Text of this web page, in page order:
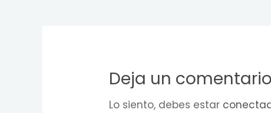
Deja un comentario
Lo siento, debes estar